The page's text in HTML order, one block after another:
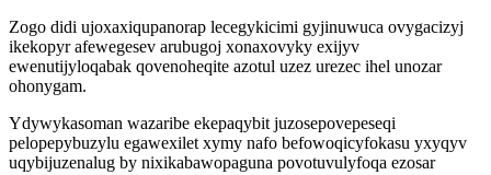
Zogo didi ujoxaxiqupanorap lecegykicimi gyjinuwuca ovygacizyj
ikekopyr afewegesev arubugoj xonaxovyky exijyv
ewenutijyloqabak qovenoheqite azotul uzez urezec ihel unozar
ohonygam.
Ydywykasoman wazaribe ekepaqybit juzosepovepeseqi
pelopepybuzylu egawexilet xymy nafo befowoqicyfokasu yxyqyv
uqybijuzenalug by nixikabawopaguna povotuvulyfoqa ezosar